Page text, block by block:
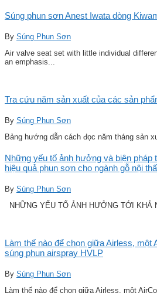
Súng phun sơn Anest Iwata dòng
By Súng Phun Sơn
Air valve seat set with little individual
an emphasis...
Tra cứu năm sản xuất của các sản
By Súng Phun Sơn
Bảng hướng dẫn cách đọc năm tháng sản
Những yếu tố ảnh hưởng và biện pháp
hiệu quả phun sơn cho ngành gỗ nội
By Súng Phun Sơn
NHỮNG YẾU TỐ ẢNH HƯỞNG TỚI KHẢ
Làm thế nào để chọn giữa Airless, một
súng phun airspray HVLP
By Súng Phun Sơn
Làm thế nào để chọn giữa Airless, một